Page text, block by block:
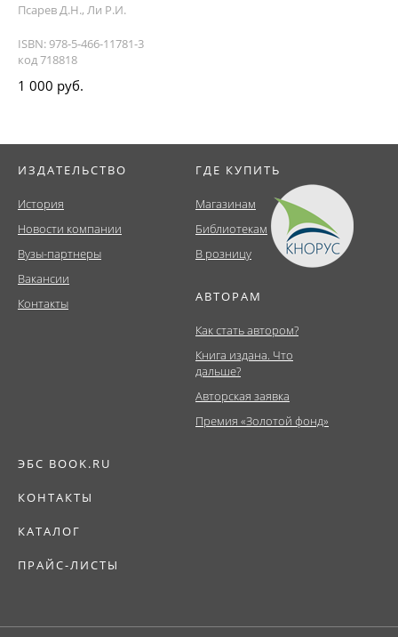
Псарев Д.Н., Ли Р.И.
ISBN: 978-5-466-11781-3
код 718818
1 000 руб.
ИЗДАТЕЛЬСТВО
История
Новости компании
Вузы-партнеры
Вакансии
Контакты
ГДЕ КУПИТЬ
Магазинам
Библиотекам
В розницу
АВТОРАМ
Как стать автором?
Книга издана. Что
дальше?
Авторская заявка
Премия «Золотой фонд»
ЭБС BOOK.RU
КОНТАКТЫ
КАТАЛОГ
ПРАЙС-ЛИСТЫ